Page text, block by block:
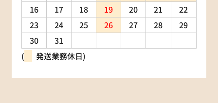
16
17 18 19 20 21
22
23
24 25 26 27 28
29
30
31
(
発送業務休日)